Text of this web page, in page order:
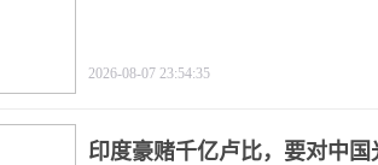
2026-08-07 23:54:35
印度豪赌千亿卢比，要对中国